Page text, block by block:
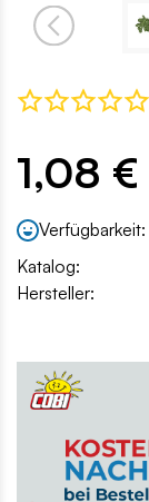
1,08 €
Verfügbarkeit:
Katalog:
Hersteller: